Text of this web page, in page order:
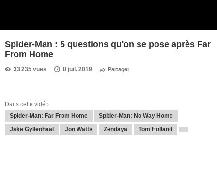
Spider-Man : 5 questions qu'on se pose après Far
From Home
33 235 vues 8 juil. 2019 Partager
Dans cette vidéo
Spider-Man: Far From Home
Spider-Man: No Way Home
Jake Gyllenhaal Jon Watts Zendaya Tom Holland